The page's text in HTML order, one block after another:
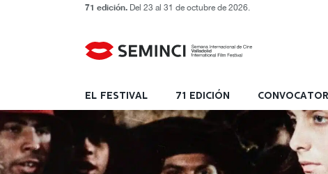
71 edición. Del 23 al 31 de octubre de 2026.
EL FESTIVAL 71 EDICIÓN